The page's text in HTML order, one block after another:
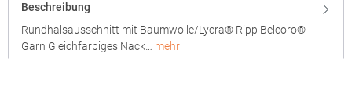
Beschreibung
Rundhalsausschnitt mit Baumwolle/Lycra® Ripp Belcoro®
Garn Gleichfarbiges Nack… mehr